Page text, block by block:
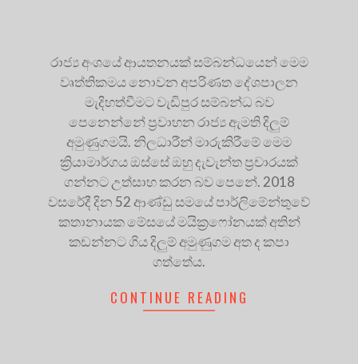
රාජ්‍ය අංශයේ ආයතනයක් සම්බන්ධයෙන් මෙම
වෘත්තිකමය නොවන අපරිණත දේශපාලන
මැදිහත්වීමට වැඩිපුර සම්බන්ධ බව
පෙනෙන්නේ ප්‍රවාහන රාජ්‍ය ඇමති දිලුම්
අමුණුගමයි. නිලධාරීන් මාරුකිරීමේ මෙම
ක්‍රියාමාර්ගය ඔස්සේ ඔහු දැවැන්ත ප්‍රචාරයක්
ගන්නට උත්සාහ කරන බව පෙනේ. 2018
වසරේදී දින 52 ආණ්ඩු සමයේ පාර්ලිමේන්තුවේ
කතානායක මේසයේ මයික්‍රෆෝනයක් අතින්
කඩන්නට ගිය දිලුම් අමුණුගම අත ද කපා
ගත්තේය.
CONTINUE READING